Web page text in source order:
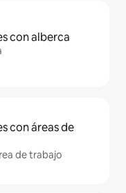
con alberca
con áreas de
de trabajo